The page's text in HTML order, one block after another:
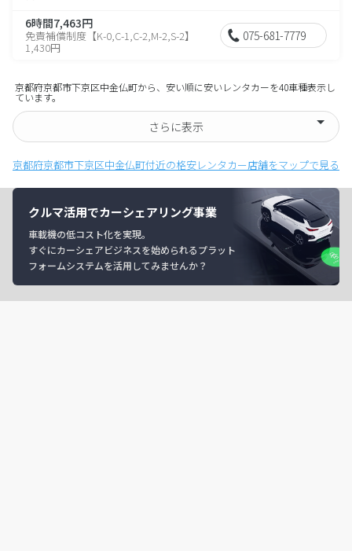
6時間7,463円
免責補償制度【K-0,C-1,C-2,M-2,S-2】
1,430円
075-681-7779
京都府京都市下京区中金仏町から、安い順に安いレンタカーを40車種表示し
ています。
さらに表示
京都府京都市下京区中金仏町付近の格安レンタカー店舗をマップで見る
クルマ活用でカーシェアリング事業
車載機の低コスト化を実現。
すぐにカーシェアビジネスを始められるプラット
フォームシステムを活用してみませんか？